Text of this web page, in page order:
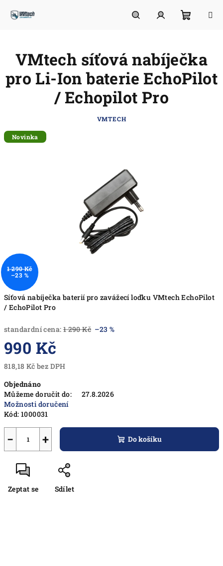
košík
Síťová nabíječka baterií pro zavážecí loďku VMtech EchoPilot
/ EchoPilot Pro
standardní cena: 1 290 Kč –23 %
990 Kč
818,18 Kč bez DPH
cena:
Objednáno
Můžeme doručit do:
27.8.2026
Možnosti doručení
Kód: 1000031
+
− Do košíku
Zeptat se Sdílet
VMtech síťová nabíječka
pro Li-Ion baterie EchoPilot
/ Echopilot Pro
VMTECH
Novinka
1 290 Kč
–23 %